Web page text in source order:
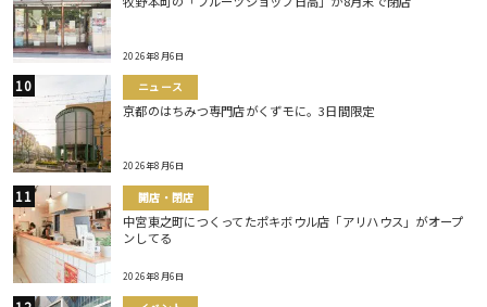
2026年8月6日
ニュース
京都のはちみつ専門店がくずモに。3日間限定
2026年8月6日
開店・閉店
中宮東之町につくってたポキボウル店「アリハウス」がオープ
ンしてる
2026年8月6日